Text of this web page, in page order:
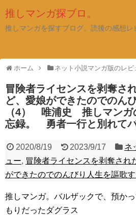
推しマンガ探ブロ。
推しマンガを探すブログ。読後の感想レ
ホーム ネット小説マンガ版のレビ
冒険者ライセンスを剥奪さ
ど、愛娘ができたのでのん
（4） 唯浦史 推しマンガ
忘録。 勇者一行と別れて
2020/8/19 2023/9/17
ネ
ュー, 冒険者ライセンスを剥奪され
ができたのでのんびり人生を謳歌す
推しマンガ。バルザックで、預か
もりだったダグラス